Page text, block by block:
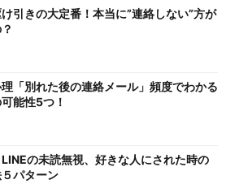
引きの大定番！本当に”連絡しない”方が
「別れた後の連絡メール」頻度でわかる
能性5つ！
の未読無視、好きな人にされた時の
パターン